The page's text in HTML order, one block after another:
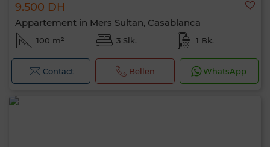
9.500 DH
Appartement in Mers Sultan, Casablanca
100 m² 3 Slk. 1 Bk.
Contact Bellen WhatsApp